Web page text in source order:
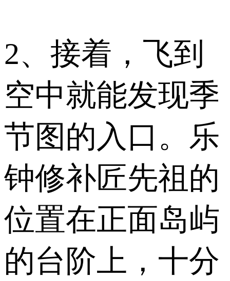
2、接着，飞到
空中就能发现季
节图的入口。乐
钟修补匠先祖的
位置在正面岛屿
的台阶上，十分